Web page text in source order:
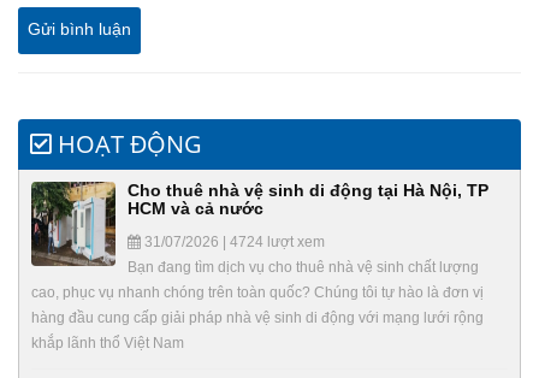
HOẠT ĐỘNG
Cho thuê nhà vệ sinh di động tại Hà Nội, TP
HCM và cả nước
31/07/2026 | 4724 lượt xem
Bạn đang tìm dịch vụ cho thuê nhà vệ sinh chất lượng
cao, phục vụ nhanh chóng trên toàn quốc? Chúng tôi tự hào là đơn vị
hàng đầu cung cấp giải pháp nhà vệ sinh di động với mạng lưới rộng
khắp lãnh thổ Việt Nam